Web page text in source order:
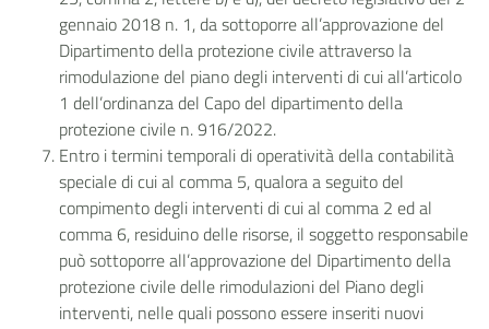
gennaio 2018 n. 1, da sottoporre all’approvazione del
Dipartimento della protezione civile attraverso la
rimodulazione del piano degli interventi di cui all’articolo
1 dell’ordinanza del Capo del dipartimento della
protezione civile n. 916/2022.
Entro i termini temporali di operatività della contabilità
speciale di cui al comma 5, qualora a seguito del
compimento degli interventi di cui al comma 2 ed al
comma 6, residuino delle risorse, il soggetto responsabile
può sottoporre all’approvazione del Dipartimento della
protezione civile delle rimodulazioni del Piano degli
interventi, nelle quali possono essere inseriti nuovi